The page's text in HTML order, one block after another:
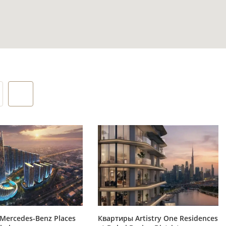
мебель
и
Benz Places
Квартиры Artistry One Residences